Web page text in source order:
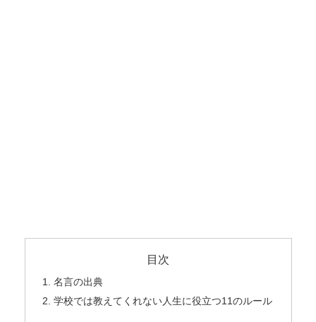
目次
名言の出典
学校では教えてくれない人生に役立つ11のルール